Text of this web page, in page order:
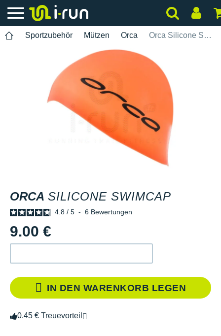
Sportzubehör Mützen Orca Orca Silicone Swimcap
ORCA SILICONE SWIMCAP
4.8 / 5 - 6 Bewertungen
9.00 €
IN DEN WARENKORB LEGEN
0.45 € Treuevorteil